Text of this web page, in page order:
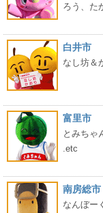
ろう、た
白井市
なし坊＆
富里市
とみちゃ
.etc
南房総市
なんぼー